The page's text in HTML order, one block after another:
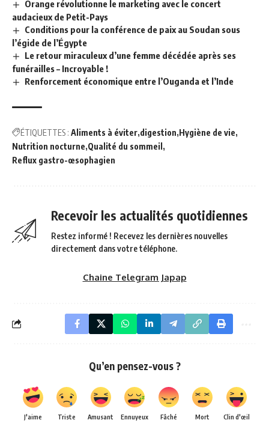
Orange révolutionne le marketing avec le concert
audacieux de Petit-Pays
Conditions pour la conférence de paix au Soudan sous
l’égide de l’Égypte
Le retour miraculeux d’une femme décédée après ses
funérailles – Incroyable !
Renforcement économique entre l’Ouganda et l’Inde
ÉTIQUETTES : Aliments à éviter digestion Hygiène de vie
Nutrition nocturne Qualité du sommeil
Reflux gastro-œsophagien
Recevoir les actualités quotidiennes
Restez informé ! Recevez les dernières nouvelles
directement dans votre téléphone.
Chaine Telegram Japap
Qu’en pensez-vous ?
J'aime Triste Amusant Ennuyeux Fâché Mort Clin d'œil